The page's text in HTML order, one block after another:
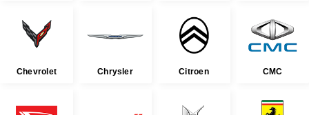
Chevrolet Chrysler Citroen CMC